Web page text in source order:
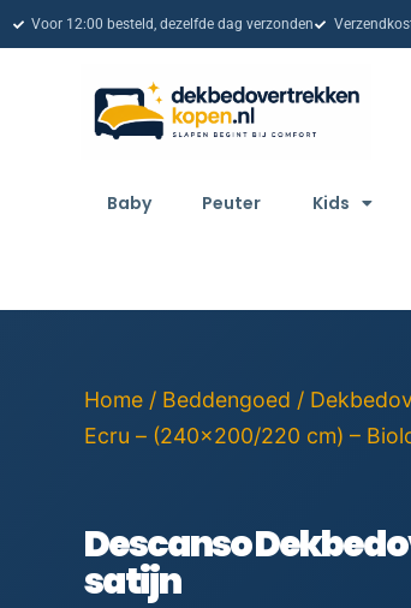
Voor 12:00 besteld, dezelfde dag verzonden
Baby Peuter Kids
Home / Beddengoed /
Ecru – (240×200/220 cm) –
Descanso
satijn